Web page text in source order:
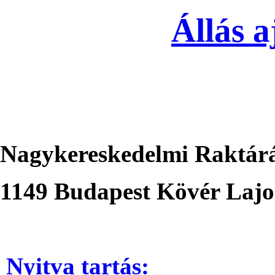
Állás
Nagykereskedelmi
1149 Budapest Kövér
Nyitva tartás: